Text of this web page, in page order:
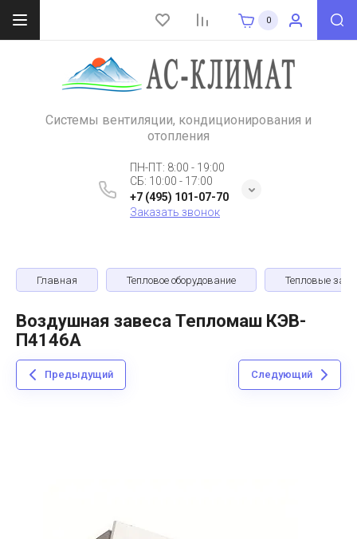
0
Системы вентиляции, кондиционирования и
отопления
ПН-ПТ: 8:00 - 19:00
СБ: 10:00 - 17:00
+7 (495) 101-07-70
Заказать звонок
Главная Тепловое оборудование Тепловые
Воздушная завеса Тепломаш КЭВ-
П4146A
Предыдущий Следующий